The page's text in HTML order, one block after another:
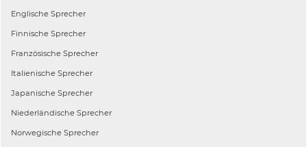
Englische Sprecher
Finnische Sprecher
Französische Sprecher
Italienische Sprecher
Japanische Sprecher
Niederländische Sprecher
Norwegische Sprecher